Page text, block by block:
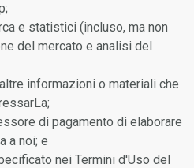
e statistici (incluso, ma non
del mercato e analisi del
informazioni o materiali che
di pagamento di elaborare
a noi; e
nei Termini d'Uso del